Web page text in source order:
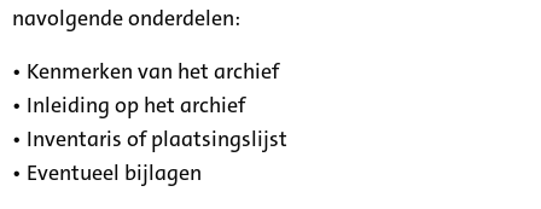
navolgende onderdelen:
• Kenmerken van het archief
• Inleiding op het archief
• Inventaris of plaatsingslijst
• Eventueel bijlagen